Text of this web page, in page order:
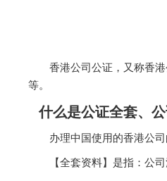
香港公司公证，又称香
等。
什么是公证全套、
办理中国使用的香港公
【全套资料】是指：公